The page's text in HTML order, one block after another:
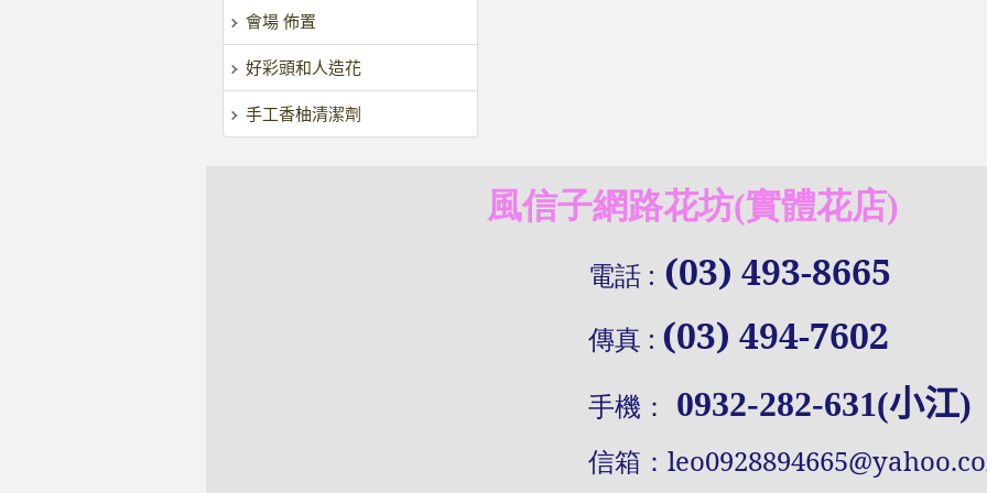
會場 佈置
好彩頭和人造花
手工香柚清潔劑
風信子網路花坊(實體花店)
電話 : (03) 493-8665
傳真 : (03) 494-7602
手機： 0932-282-631(小江)
信箱：